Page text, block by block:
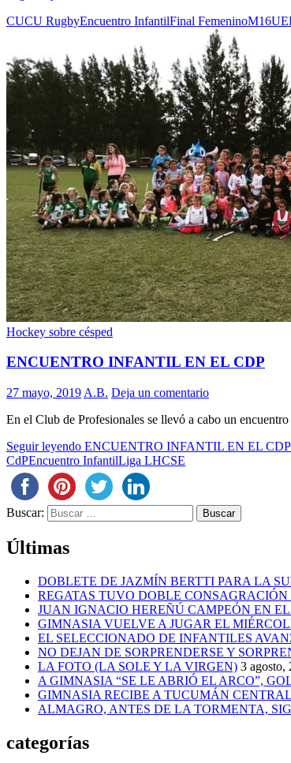
CUCU RugbyEncuentro InfantilFinal FemeninoM16
Hockey sobre césped
ENCUENTRO INFANTIL EN EL CDP
27 mayo, 2019 A.B. Deja un comentario
En el Club de Profesionales se llevó a cabo un
Seguir leyendo ENCUENTRO INFANTIL EN EL CDP
CdPEncuentro InfantilLiga LHCSE
Buscar:
Últimas
DOBLETE DE JAZMÍN BERTTI PARA LA
REGATAS TUVO DOBLE
JUAN IGNACIO HEREÑÚ CAMPEÓN EN
GIMNASIA VUELVE A JUGAR EL
EL SELECCIONADO DE INFANTILES
NO DEJAN DE SORPRENDERSE Y
LA FOTO (LA SOLE Y LA VIRGEN) 3 agosto,
A GIMNASIA “SE LE ABRIÓ EL ARCO”,
GIMNASIA RECIBE A TUCUMÁN
ALMAGRO, ANTES DE LA TORMENTA,
categorías